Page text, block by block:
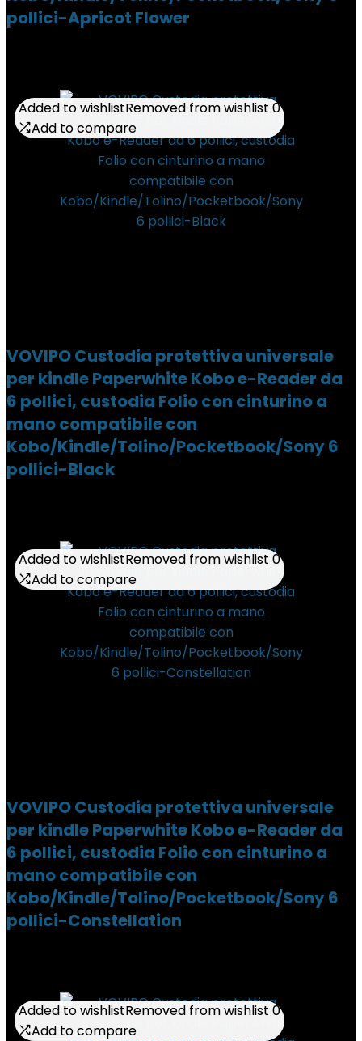
pollici-Apricot Flower
Added to wishlistRemoved from wishlist 0
Add to compare
VOVIPO Custodia protettiva universale
per kindle Paperwhite Kobo e-Reader da
6 pollici, custodia Folio con cinturino a
mano compatibile con
Kobo/Kindle/Tolino/Pocketbook/Sony 6
pollici-Black
Added to wishlistRemoved from wishlist 0
Add to compare
Added to wishlistRemoved from wishlist 0
Add to compare
VOVIPO Custodia protettiva universale
per kindle Paperwhite Kobo e-Reader da
6 pollici, custodia Folio con cinturino a
mano compatibile con
Kobo/Kindle/Tolino/Pocketbook/Sony 6
pollici-Constellation
Added to wishlistRemoved from wishlist 0
Add to compare
Added to wishlistRemoved from wishlist 0
Add to compare
Added to wishlistRemoved from wishlist 0
Add to compare